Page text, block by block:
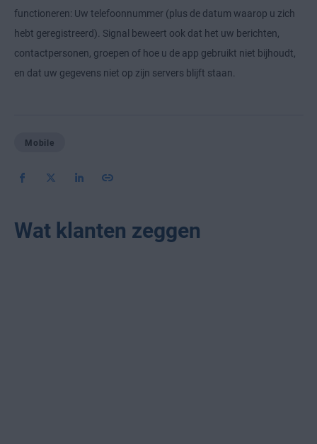
functioneren: Uw telefoonnummer (plus de datum waarop u zich
hebt geregistreerd). Signal beweert ook dat het uw berichten,
contactpersonen, groepen of hoe u de app gebruikt niet bijhoudt,
en dat uw gegevens niet op zijn servers blijft staan.
Mobile
Wat klanten zeggen